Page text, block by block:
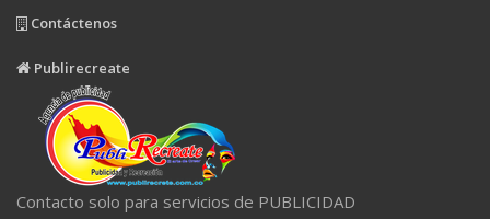
Contáctenos
Publirecreate
Contacto solo para servicios de PUBLICIDAD